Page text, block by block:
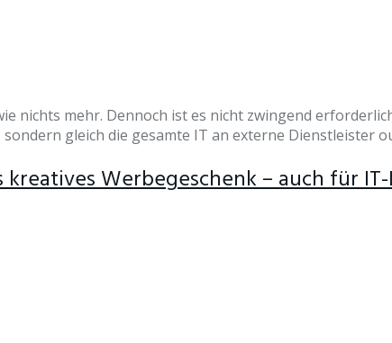
nichts mehr. Dennoch ist es nicht zwingend
gleich die gesamte IT an externe Dienstleister
Werbegeschenk – auch für